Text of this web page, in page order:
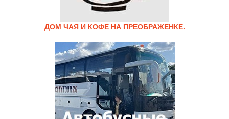
ДОМ ЧАЯ И КОФЕ НА ПРЕОБРАЖЕНКЕ.